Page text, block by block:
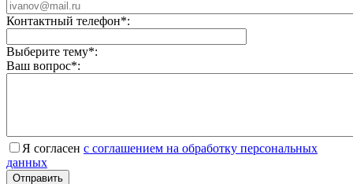
Контактный телефон*:
Выберите тему*:
Ваш вопрос*:
Я согласен с соглашением на обработку персональных
данных